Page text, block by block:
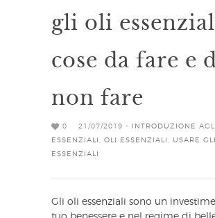
gli oli
cose da fare e
non fare
0 21/07/2019 -
INTRODUZIONE
ESSENZIALI
OLI ESSENZIALI
USARE
ESSENZIALI
Gli oli essenziali sono un